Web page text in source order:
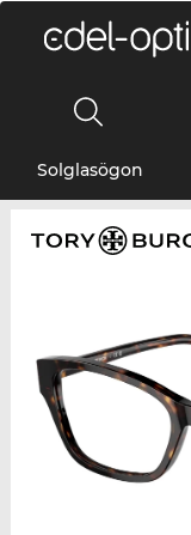
Solglasögon